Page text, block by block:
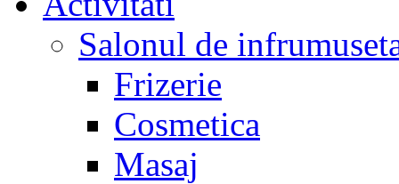
Salonul de
Frizerie
Cosmetica
Masaj